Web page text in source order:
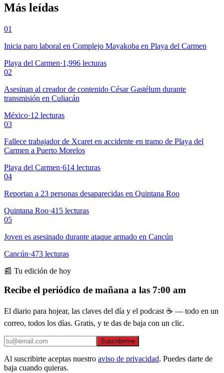
Más leídas
01
Inicia paro laboral en Complejo Mayakoba en Playa del Carmen
Playa del Carmen·1,996 lecturas
02
Asesinan al creador de contenido César Gastélum durante
transmisión en Culiacán
México·12 lecturas
03
Fallece trabajador de Xcaret en accidente en tramo de Playa del
Carmen a Puerto Morelos
Playa del Carmen·614 lecturas
04
Reportan a 23 personas desaparecidas en Quintana Roo
Quintana Roo·415 lecturas
05
Joven es asesinado durante ataque armado en Cancún
Cancún·473 lecturas
📰 Tu edición de hoy
Recibe el periódico de mañana a las 7:00 am
El diario para hojear, las claves del día y el podcast ☕ — todo en un
correo, todos los días. Gratis, y te das de baja con un clic.
Suscribirme
Al suscribirte aceptas nuestro aviso de privacidad. Puedes darte de
baja cuando quieras.